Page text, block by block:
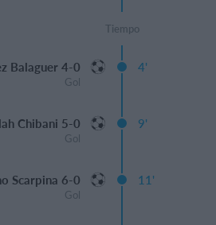
Tiempo
Balaguer 4-0
Gol
4'
Chibani 5-0
Gol
9'
Scarpina 6-0
Gol
11'